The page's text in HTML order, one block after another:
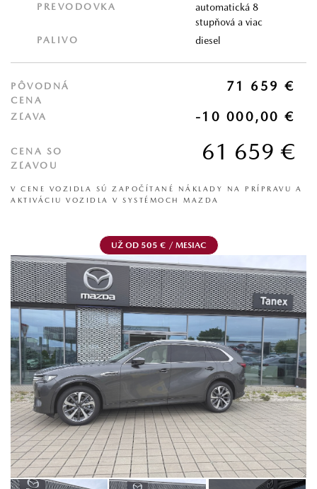
PREVODOVKA
automatická 8
stupňová a viac
PALIVO diesel
PÔVODNÁ
CENA
71 659 €
ZĽAVA -10 000,00 €
CENA SO
ZĽAVOU
61 659 €
V CENE VOZIDLA SÚ ZAPOČÍTANÉ NÁKLADY NA PRÍPRAVU A
AKTIVÁCIU VOZIDLA V SYSTÉMOCH MAZDA
UŽ OD 505 € / MESIAC